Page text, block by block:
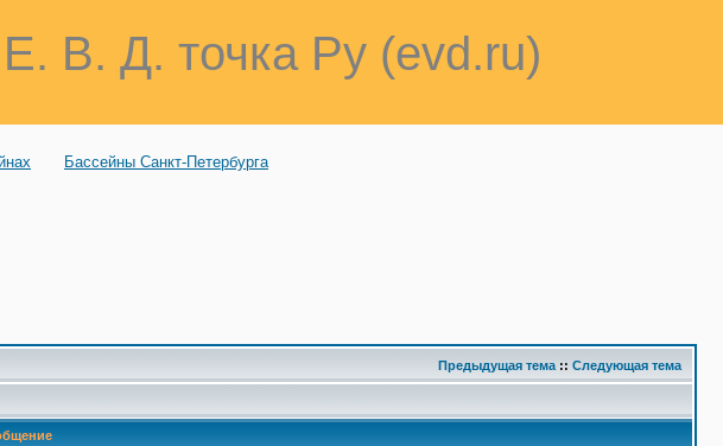
В. Д. точка Ру (evd.ru)
Бассейны Санкт-Петербурга
Предыдущая тема :: Следующая тема